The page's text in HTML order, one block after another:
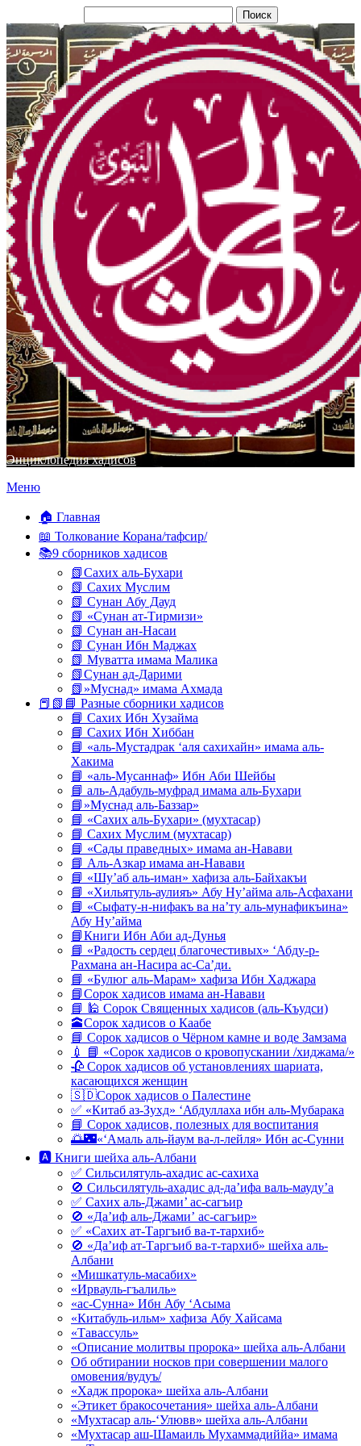
Энциклопедия хадисов
Перейти
содержимому
Меню
🏠 Главная
📖 Толкование Корана/тафсир/
📚9 сборников хадисов
📗Сахих аль-Бухари
📗 Сахих Муслим
📗 Сунан Абу Дауд
📗 «Сунан ат-Тирмизи»
📗 Сунан ан-Насаи
📗 Сунан Ибн Маджах
📗 Муватта имама Малика
📗Сунан ад-Дарими
📗»Муснад» имама Ахмада
📕📗📘 Разные сборники хадисов
📘 Сахих Ибн Хузайма
📘 Сахих Ибн Хиббан
📘 «аль-Мустадрак ‘аля сахихайн» имама аль-
Хакима
📘 «аль-Мусаннаф» Ибн Аби Шейбы
📘 аль-Адабуль-муфрад имама аль-Бухари
📘»Муснад аль-Баззар»
📘 «Сахих аль-Бухари» (мухтасар)
📘 Сахих Муслим (мухтасар)
📘 «Сады праведных» имама ан-Навави
📘 Аль-Азкар имама ан-Навави
📘 «Шу’аб аль-иман» хафиза аль-Байхакъи
📘 «Хильятуль-аулияъ» Абу Ну’айма аль-Асфахани
📘 «Сыфату-н-нифакъ ва на’ту аль-мунафикъина»
Абу Ну’айма
📘Книги Ибн Аби ад-Дунья
📘 «Радость сердец благочестивых» ‘Абду-р-
Рахмана ан-Насира ас-Са’ди.
📘 «Булюг аль-Марам» хафиза Ибн Хаджара
📘Сорок хадисов имама ан-Навави
📘 🕌 Сорок Священных хадисов (аль-Къудси)
🕋Сорок хадисов о Каабе
📘 Сорок хадисов о Чёрном камне и воде Замзама
💉 📘 «Сорок хадисов о кровопускании /хиджама/»
🥀 Сорок хадисов об установлениях шариата,
касающихся женщин
🇸🇩Сорок хадисов о Палестине
✅ «Китаб аз-Зухд» ‘Абдуллаха ибн аль-Мубарака
📘 Сорок хадисов, полезных для воспитания
🌅🌃«‘Амаль аль-йаум ва-л-лейля» Ибн ас-Сунни
🅰 Книги шейха аль-Албани
✅ Сильсилятуль-ахадис ас-сахиха
🚫 Сильсилятуль-ахадис ад-да’ифа валь-мауду’а
✅ Сахих аль-Джами’ ас-сагъир
🚫 «Да’иф аль-Джами’ ас-сагъир»
✅ «Сахих ат-Таргъиб ва-т-тархиб»
🚫 «Да’иф ат-Таргъиб ва-т-тархиб» шейха аль-
Албани
«Мишкатуль-масабих»
«Ирвауль-гъалиль»
«ас-Сунна» Ибн Абу ‘Асыма
«Китабуль-ильм» хафиза Абу Хайсама
«Тавассуль»
«Описание молитвы пророка» шейха аль-Албани
Об обтирании носков при совершении малого
омовения/вудуъ/
«Хадж пророка» шейха аль-Албани
«Этикет бракосочетания» шейха аль-Албани
«Мухтасар аль-‘Улювв» шейха аль-Албани
«Мухтасар аш-Шамаиль Мухаммадиййа» имама